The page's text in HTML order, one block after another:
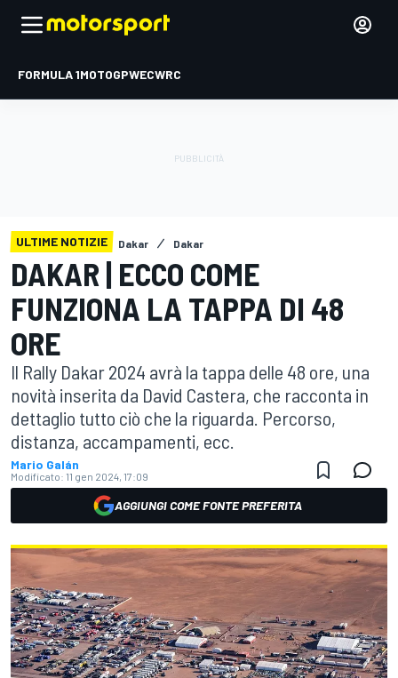
FORMULA 1MOTOGPWECWRC
ULTIME NOTIZIE Dakar Dakar
DAKAR | ECCO COME
FUNZIONA LA TAPPA DI 48
ORE
Il Rally Dakar 2024 avrà la tappa delle 48 ore, una
novità inserita da David Castera, che racconta in
dettaglio tutto ciò che la riguarda. Percorso,
distanza, accampamenti, ecc.
Mario Galán
Modificato: 11 gen 2024, 17:09
AGGIUNGI COME FONTE PREFERITA